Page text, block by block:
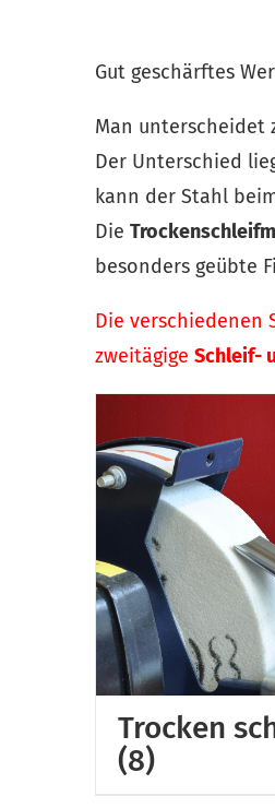
Gut geschärftes
Man unterscheidet
Der Unterschied
kann der Stahl
Die
besonders geübte
Die verschiedenen
zweitägige Schleif-
Trocken
(8)